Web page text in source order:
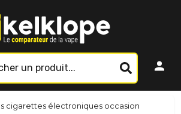
cigarettes électroniques occasion